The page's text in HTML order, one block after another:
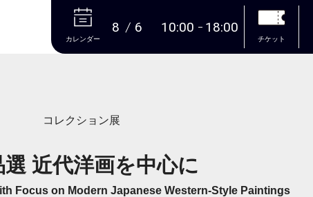
本文へ
カレンダー
8 6 10:00 18:00
チケット
コレクション展
選 近代洋画を中心に
Focus on Modern Japanese Western-Style Paintings